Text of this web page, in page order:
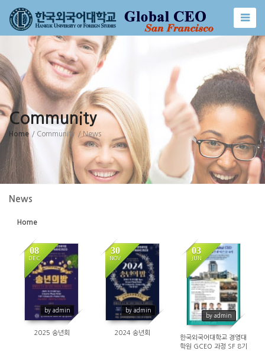
Community
Home / Community / News
News
Home
08
DEC
by admin
2025 송년회
30
NOV
by admin
2024 송년회
03
JUN
by admin
한국외국어대학교 경영대
학원 GCEO 과정 SF 8기
Sketchbook5, 스케치북5
Sketchbook5, 스케치북5